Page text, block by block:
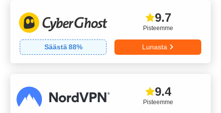
Pisteemme
9.7
Säästä 88% Lunasta
Pisteemme
9.4